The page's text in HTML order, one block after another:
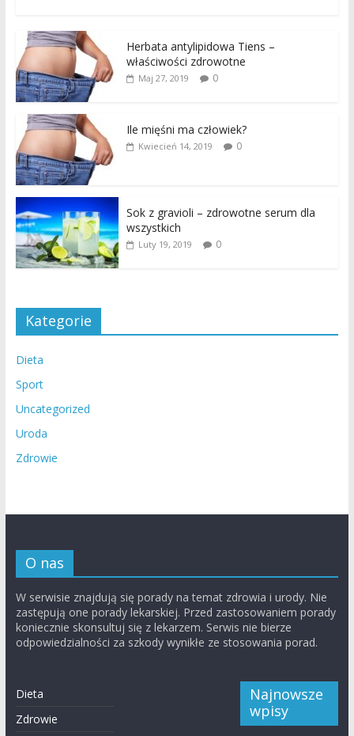
Herbata antylipidowa Tiens –
właściwości zdrowotne
Maj 27, 2019 0
Ile mięśni ma człowiek?
Kwiecień 14, 2019 0
Sok z gravioli – zdrowotne serum dla
wszystkich
Luty 19, 2019 0
Kategorie
Dieta
Sport
Uncategorized
Uroda
Zdrowie
O nas
W serwisie znajdują się porady na temat zdrowia i urody. Nie
zastępują one porady lekarskiej. Przed zastosowaniem porady
koniecznie skonsultuj się z lekarzem. Serwis nie bierze
odpowiedzialności za szkody wynikłe ze stosowania porad.
Dieta
Zdrowie
Najnowsze
wpisy